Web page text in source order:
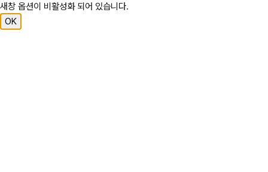
새창 옵션이 비활성화 되어 있습니다.
OK